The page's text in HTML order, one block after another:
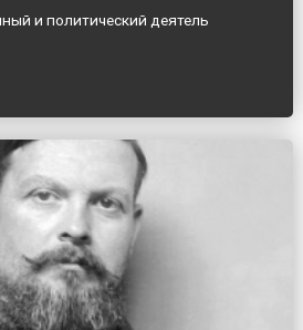
и политический деятель